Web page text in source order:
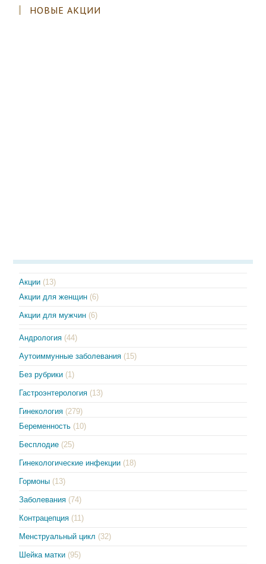
НОВЫЕ АКЦИИ
Акции (13)
Акции для женщин (6)
Акции для мужчин (6)
Андрология (44)
Аутоиммунные заболевания (15)
Без рубрики (1)
Гастроэнтерология (13)
Гинекология (279)
Беременность (10)
Бесплодие (25)
Гинекологические инфекции (18)
Гормоны (13)
Заболевания (74)
Контрацепция (11)
Менструальный цикл (32)
Шейка матки (95)